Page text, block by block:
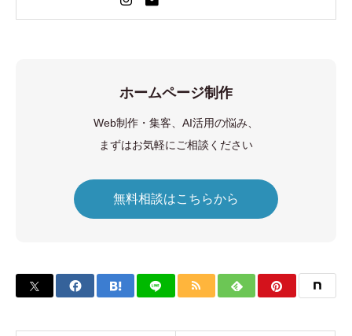
作・集客の株式会社AOを創業。
ホームページ制作
Web制作・集客、AI活用の悩み、
まずはお気軽にご相談ください
無料相談はこちらから